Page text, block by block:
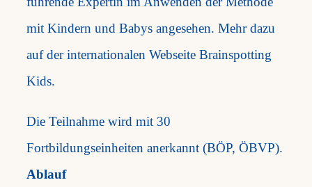
mit Kindern und Babys angesehen. Mehr dazu
auf der internationalen Webseite Brainspotting
Kids.
Die Teilnahme wird mit 30
Fortbildungseinheiten anerkannt (BÖP, ÖBVP).
Ablauf